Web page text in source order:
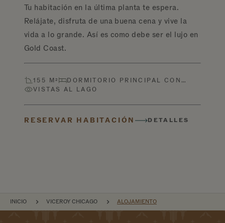
Tu habitación en la última planta te espera.
Relájate, disfruta de una buena cena y vive la
vida a lo grande. Así es como debe ser el lujo en
Gold Coast.
155 M²
DORMITORIO PRINCIPAL CON…
VISTAS AL LAGO
RESERVAR HABITACIÓN DETALLES
NAVEGACIÓN POR EL SITIO
INICIO VICEROY CHICAGO ALOJAMIENTO